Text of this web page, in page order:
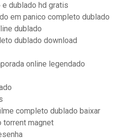
dublado hd gratis
em panico completo dublado
dublado
dublado download
online legendado
completo dublado baixar
torrent magnet